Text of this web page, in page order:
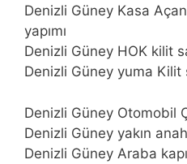
Denizli Güney Kasa
yapımı
Denizli Güney HOK kilit
Denizli Güney yuma Kilit
Denizli Güney Otomobil
Denizli Güney yakın
Denizli Güney Araba